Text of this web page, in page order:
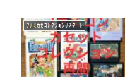
ﾌｧﾐｶｾｺﾚｸｼｮﾝﾘｽﾀｰﾄ